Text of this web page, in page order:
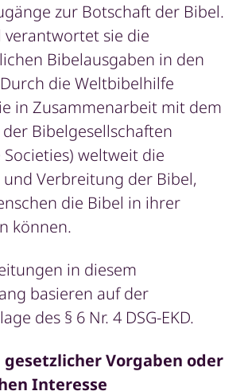
zur Botschaft der Bibel.
sie die
Bibelausgaben in den
die Weltbibelhilfe
in Zusammenarbeit mit dem
Bibelgesellschaften
weltweit die
Verbreitung der Bibel,
die Bibel in ihrer
können.
in diesem
basieren auf der
des § 6 Nr. 4 DSG-EKD.
Vorgaben oder
Interesse